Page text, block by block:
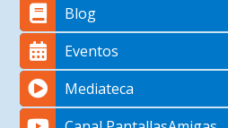
Blog
Eventos
Mediateca